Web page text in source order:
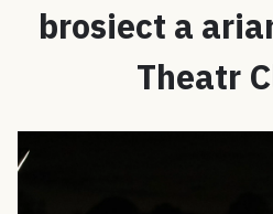
brosiect a
Theatr